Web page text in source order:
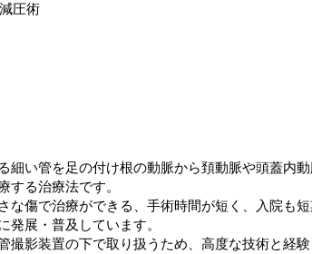
圧術
細い管を足の付け根の動脈から頚動脈や頭蓋内
する治療法です。
な傷で治療ができる、手術時間が短く、入院も
発展・普及しています。
影装置の下で取り扱うため、高度な技術と経験